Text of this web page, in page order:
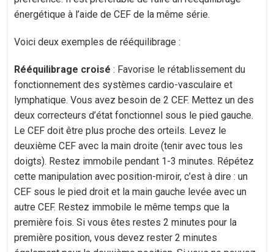
énergétique à l’aide de CEF de la même série.
Voici deux exemples de rééquilibrage :
Rééquilibrage croisé : Favorise le rétablissement du
fonctionnement des systèmes cardio-vasculaire et
lymphatique. Vous avez besoin de 2 CEF. Mettez un des
deux correcteurs d’état fonctionnel sous le pied gauche.
Le CEF doit être plus proche des orteils. Levez le
deuxième CEF avec la main droite (tenir avec tous les
doigts). Restez immobile pendant 1-3 minutes. Répétez
cette manipulation avec position-miroir, c’est à dire : un
CEF sous le pied droit et la main gauche levée avec un
autre CEF. Restez immobile le même temps que la
première fois. Si vous êtes restes 2 minutes pour la
première position, vous devez rester 2 minutes